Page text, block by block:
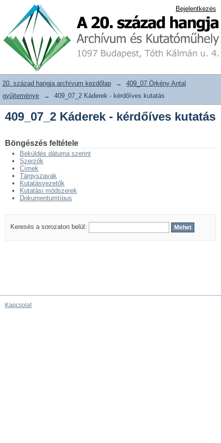
409_07_2 Káderek - kérdőíves kutatás
20. század hangja archívum adattár Bejelentkezés
20. század hangja archívum kezdőlap →
409_07 Örkény Antal
gyűjteménye
→ 409_07_2 Káderek - kérdőíves kutatás
409_07_2 Káderek - kérdőíves kutatás
Böngészés feltétele
Beküldés dátuma szerint
Szerzők
Címek
Tárgyszavak
Kutatásvezetők
Kutatási módszerek
Dokumentumtípus
Keresés a sorozaton belül:
Kapcsolat